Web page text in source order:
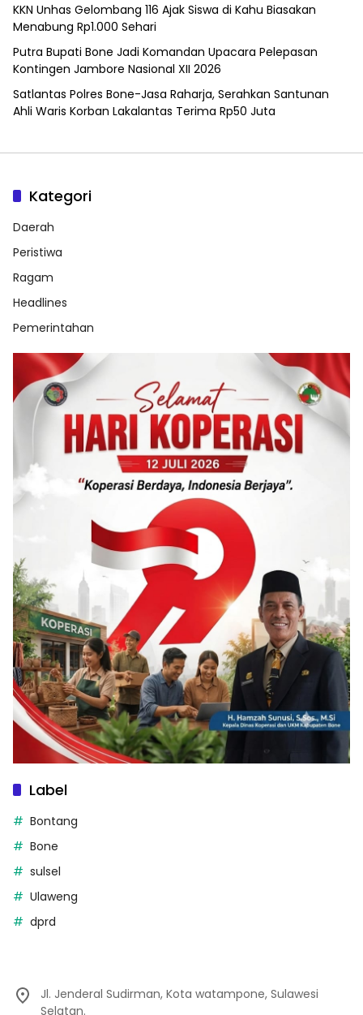
KKN Unhas Gelombang 116 Ajak Siswa di Kahu Biasakan
Menabung Rp1.000 Sehari
Putra Bupati Bone Jadi Komandan Upacara Pelepasan
Kontingen Jambore Nasional XII 2026
Satlantas Polres Bone-Jasa Raharja, Serahkan Santunan
Ahli Waris Korban Lakalantas Terima Rp50 Juta
Kategori
Daerah
Peristiwa
Ragam
Headlines
Pemerintahan
Label
Bontang
Bone
sulsel
Ulaweng
dprd
Jl. Jenderal Sudirman, Kota watampone, Sulawesi
Selatan.